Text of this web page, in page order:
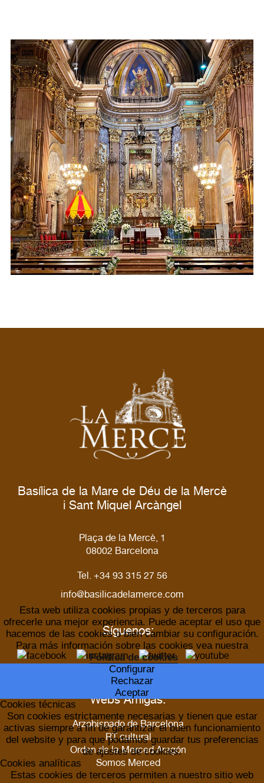
Basílica de la Mare de Déu de la Mercè
i Sant Miquel Arcàngel
Plaça de la Mercè, 1
08002 Barcelona
Tel. +34 93 315 27 56
info@basilicadelamerce.com
Síguenos:
Webs Amigas:
Arzobispado de Barcelona
RT cultural
Orden de la Merced Aragón
Somos Merced
Esta web utiliza cookies propias y de terceros para
ofrecerle una mejor experiencia. Puede aceptar el uso que
hacemos de las cookies o bien cambiar su configuración.
Para más información sobre las cookies vea nuestra
Política de cookies
Configurar
Rechazar
Aceptar
Cookies técnicas
Son cookies estrictamente necesarias y tienen que estar
activas siempre a fin de garantizar el buen funcionamiento
del website y para que podamos guardar tus preferencias
de ajustes de cookies.
Cookies analíticas
Estas cookies de terceros permiten a nuestro sitio web